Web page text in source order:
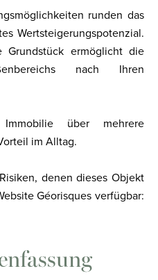
runden das
Wertsteigerungspotenzial.
Grundstück ermöglicht die
nach Ihren
über mehrere
im Alltag.
denen dieses Objekt
Géorisques verfügbar: